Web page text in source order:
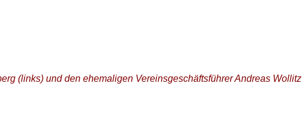
(links) und den ehemaligen Vereinsgeschäftsführer Andreas Wollitz